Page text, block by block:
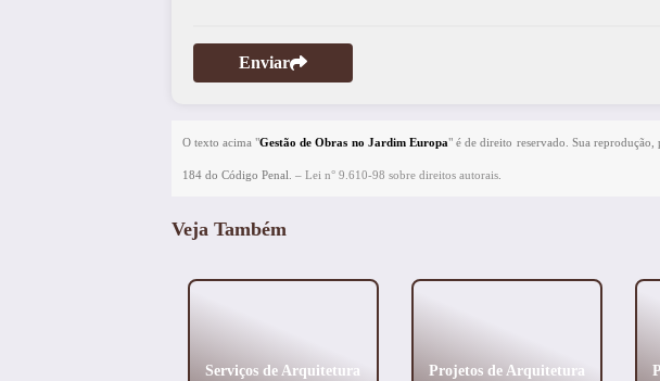
Enviar
O texto acima "Gestão de Obras no Jardim Europa" é de direito reservado. Sua
184 do Código Penal. – Lei n° 9.610-98 sobre direitos autorais.
Veja Também
Serviços de Arquitetura
Projetos de Arquitetura